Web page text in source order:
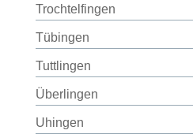
Trochtelfingen
Tübingen
Tuttlingen
Überlingen
Uhingen